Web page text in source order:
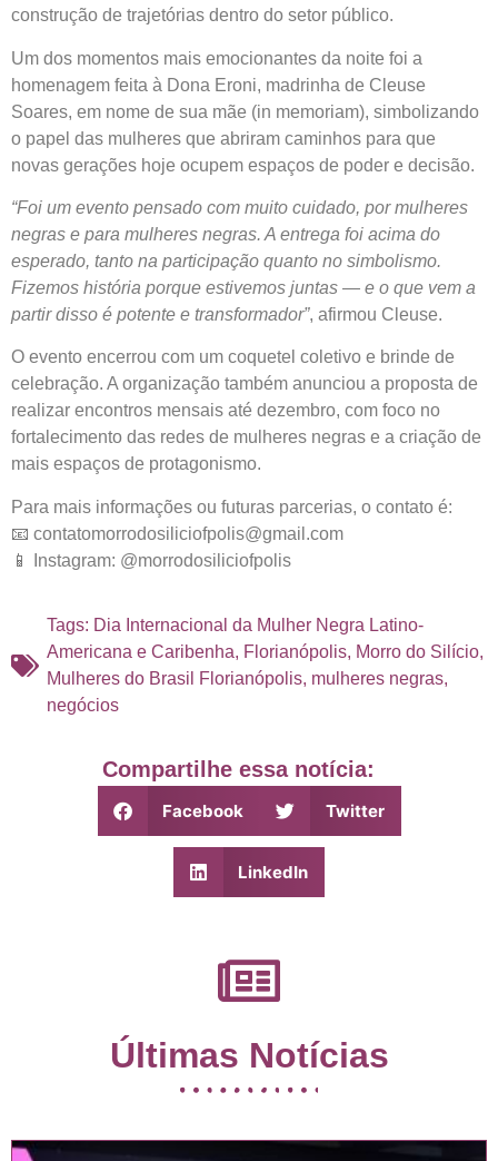
construção de trajetórias dentro do setor público.
Um dos momentos mais emocionantes da noite foi a
homenagem feita à Dona Eroni, madrinha de Cleuse
Soares, em nome de sua mãe (in memoriam), simbolizando
o papel das mulheres que abriram caminhos para que
novas gerações hoje ocupem espaços de poder e decisão.
“Foi um evento pensado com muito cuidado, por mulheres
negras e para mulheres negras. A entrega foi acima do
esperado, tanto na participação quanto no simbolismo.
Fizemos história porque estivemos juntas — e o que vem a
partir disso é potente e transformador”, afirmou Cleuse.
O evento encerrou com um coquetel coletivo e brinde de
celebração. A organização também anunciou a proposta de
realizar encontros mensais até dezembro, com foco no
fortalecimento das redes de mulheres negras e a criação de
mais espaços de protagonismo.
Para mais informações ou futuras parcerias, o contato é:
📧 contatomorrodosiliciofpolis@gmail.com
📱 Instagram: @morrodosiliciofpolis
Tags: Dia Internacional da Mulher Negra Latino-
Americana e Caribenha, Florianópolis, Morro do Silício,
Mulheres do Brasil Florianópolis, mulheres negras,
negócios
Compartilhe essa notícia:
Facebook Twitter
LinkedIn
Últimas Notícias